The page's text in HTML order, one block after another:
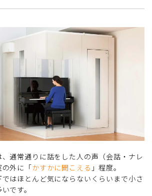
通常通りに話をした人の声（会話・ナレ
外に「かすかに聞こえる 」程度。
はほとんど気にならないくらいまで小さ
です。